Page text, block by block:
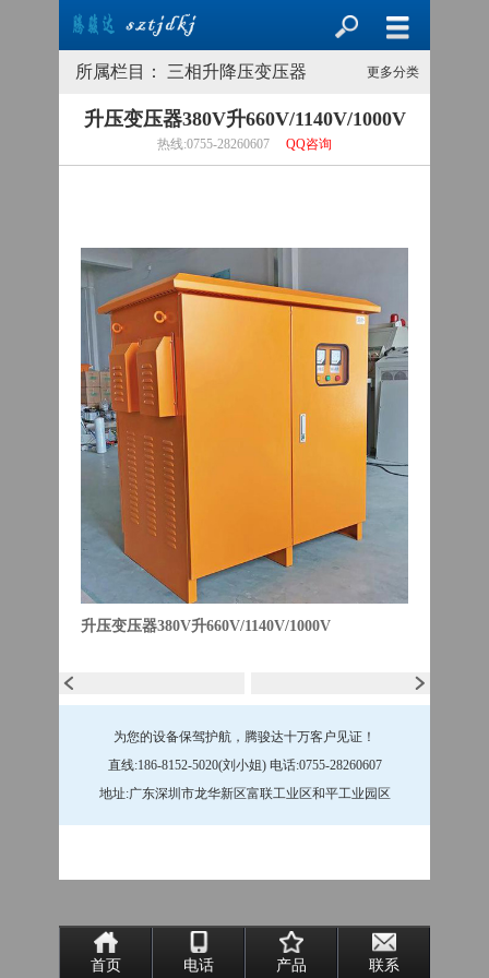
更多分类
所属栏目： 三相升降压变压器
升压变压器380V升660V/1140V/1000V
热线:0755-28260607 QQ咨询
升压变压器380V升660V/1140V/1000V
为您的设备保驾护航，腾骏达十万客户见证！
直线:186-8152-5020(刘小姐) 电话:0755-28260607
地址:广东深圳市龙华新区富联工业区和平工业园区
首页 电话 产品 联系